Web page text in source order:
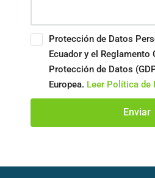
Protección de Datos
Ecuador y el Reglamento
Protección de Datos
Europea. Leer Política de
Enviar